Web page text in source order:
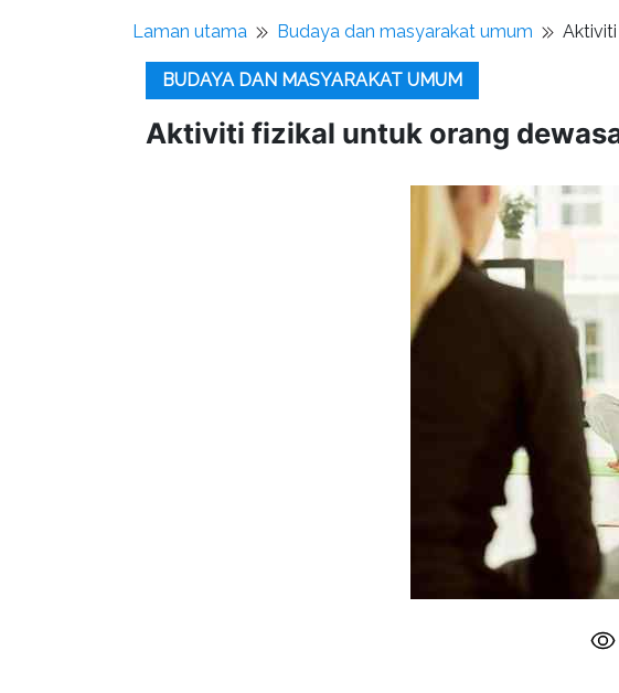
Laman utama Budaya dan masyarakat umum
BUDAYA DAN MASYARAKAT UMUM
Aktiviti fizikal untuk orang